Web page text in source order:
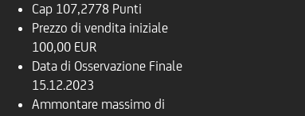
Cap 107,2778 Punti
Prezzo di vendita iniziale
100,00 EUR
Data di Osservazione Finale
15.12.2023
Ammontare massimo di